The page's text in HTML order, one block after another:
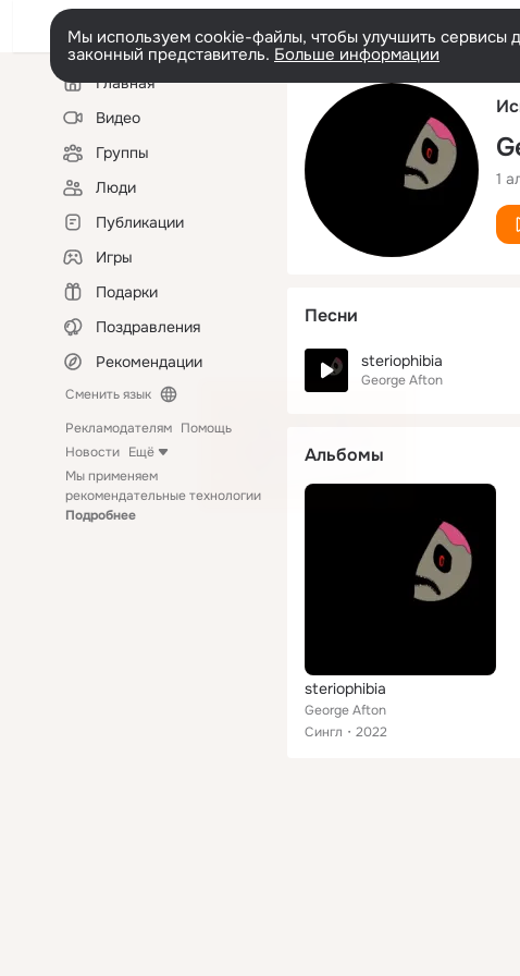
Мы используем cookie-файлы, чтобы улучшить сервисы
законный представитель. Больше информации
Левая
колонкаГлавная
Видео
Группы
Люди
Публикации
Игры
Подарки
Поздравления
Рекомендации
Сменить язык
Рекламодателям Помощь
Новости Ещё
Мы применяем
рекомендательные технологии
Подробнее
1
Песни
steriophibia
George Afton
Альбомы
steriophibia
George Afton
Сингл
2022